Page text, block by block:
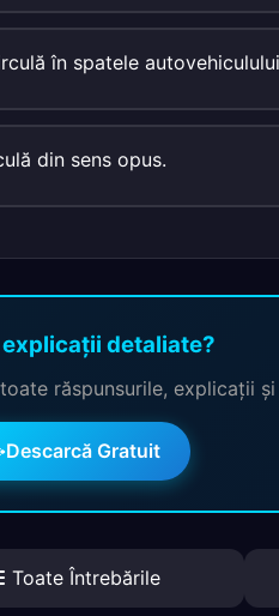
în spatele
din sens opus.
detaliate?
răspunsurile, explicații
Descarcă Gratuit
Toate Întrebările